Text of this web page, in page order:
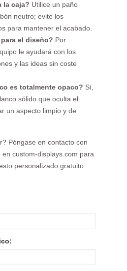
la caja? Utilice un paño
neutro; evite los
para mantener el acabado.
el diseño? Por
le ayudará con los
y las ideas sin coste
es totalmente opaco? Sí,
sólido que oculta el
un aspecto limpio y de
Póngase en contacto con
custom-displays.com para
personalizado gratuito.